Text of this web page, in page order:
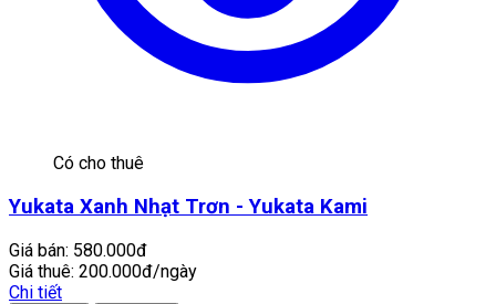
Có cho thuê
Yukata Xanh Nhạt Trơn - Yukata Kami
Giá bán: 580.000đ
Giá thuê: 200.000đ/ngày
Chi tiết